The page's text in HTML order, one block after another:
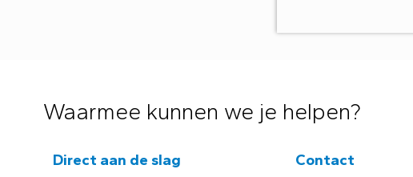
Waarmee kunnen we je helpen?
Direct aan de slag Contact